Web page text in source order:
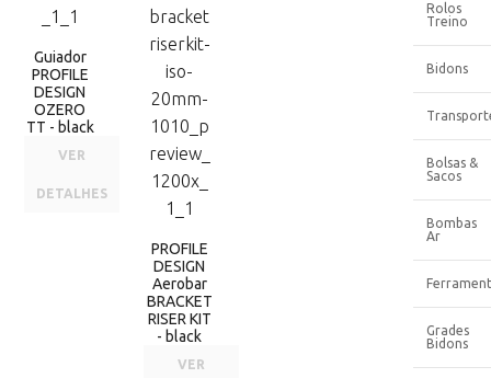
Guiador
PROFILE
DESIGN
OZERO
TT - black
VER
DETALHES
PROFILE
DESIGN
Aerobar
BRACKET
RISER KIT
- black
VER
Rolos
Treino
Bidons
Bolsas &
Sacos
Bombas
Ar
Grades
Bidons